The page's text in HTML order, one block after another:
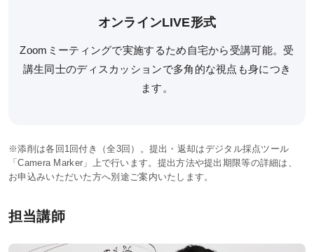
WEBサイトご利用環境
利用規約
教材等転売に関する禁止のお願い
オンラインLIVE形式
Zoomミーティングで実施するため自宅から受講可能。受
講生同士のディスカッションで多角的な視点も身につき
ます。
※添削は各回1回付き（全3回）。提出・返却はデジタル採点ツール
「Camera Marker」上で行います。提出方法や提出期限等の詳細は、
お申込みいただいた方へ別途ご案内いたします。
担当講師